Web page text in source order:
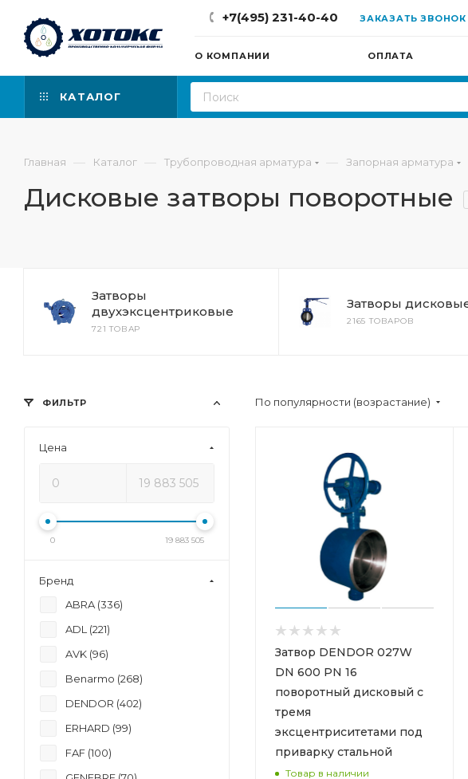
+7(495) 231-40-40 ЗАКАЗАТЬ ЗВОНОК
О КОМПАНИИ ОПЛАТА
КАТАЛОГ
Главная — Каталог — Трубопроводная арматура — Запорная арматура
Дисковые затворы поворотные
Затворы
двухэксцентриковые
721 ТОВАР
Затворы
2165 ТОВАРОВ
По популярности (возрастание)
Затвор DENDOR 027W
DN 600 PN 16
поворотный дисковый с
тремя
эксцентриситетами под
приварку стальной
Товар в наличии
ФИЛЬТР
Цена
0 19 883 505
Бренд
ABRA (336)
ADL (221)
AVK (96)
Benarmo (268)
DENDOR (402)
ERHARD (99)
FAF (100)